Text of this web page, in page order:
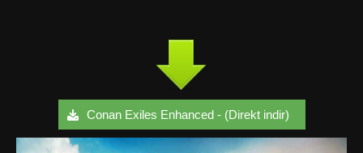
Conan Exiles Enhanced - (Direkt indir)